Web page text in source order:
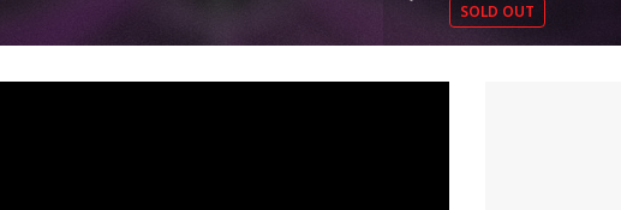
SOLD OUT